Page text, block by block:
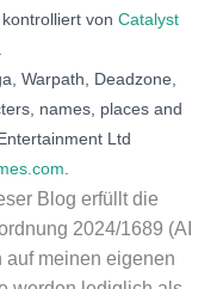
von Catalyst
Warpath, Deadzone,
names, places and
Ltd
Blog erfüllt die
2024/1689 (AI
auf meinen eigenen